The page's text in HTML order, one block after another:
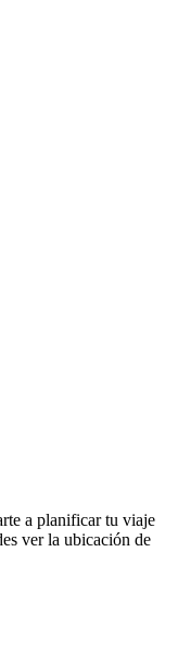
a planificar tu viaje
ver la ubicación de